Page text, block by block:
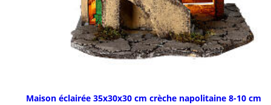
Maison éclairée 35x30x30 cm crèche napolitaine 8-10 cm